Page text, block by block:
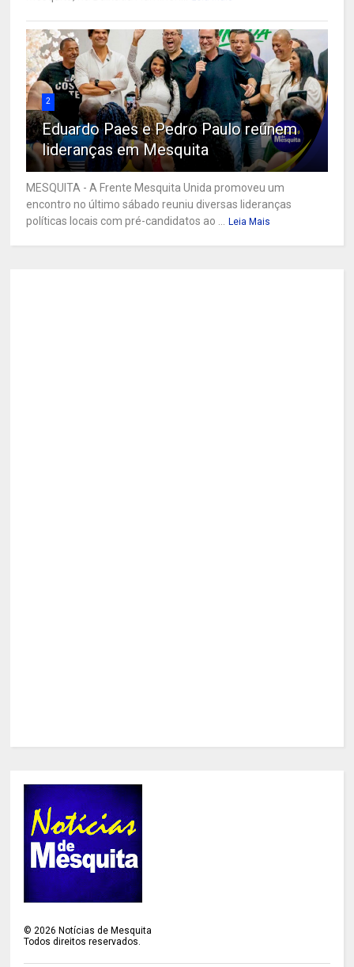
2
Eduardo Paes e Pedro Paulo reúnem
lideranças em Mesquita
MESQUITA - A Frente Mesquita Unida promoveu um
encontro no último sábado reuniu diversas lideranças
políticas locais com pré-candidatos ao ... Leia Mais
©2026 Notícias de Mesquita
Todos direitos reservados.